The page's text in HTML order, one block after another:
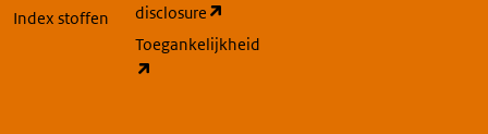
Index stoffen
disclosure
Toegankelijkheid